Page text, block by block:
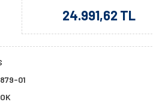
24.991,62 TL
01